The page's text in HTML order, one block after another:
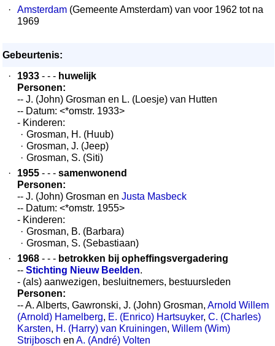
·
Amsterdam (Gemeente Amsterdam) van voor 1962 tot na
1969
Gebeurtenis:
·
1933 - - - huwelijk
Personen:
-- J. (John) Grosman en L. (Loesje) van Hutten
-- Datum: <*omstr. 1933>
- Kinderen:
· Grosman, H. (Huub)
· Grosman, J. (Jeep)
· Grosman, S. (Siti)
·
1955 - - - samenwonend
Personen:
-- J. (John) Grosman en Justa Masbeck
-- Datum: <*omstr. 1955>
- Kinderen:
· Grosman, B. (Barbara)
· Grosman, S. (Sebastiaan)
·
1968 - - - betrokken bij opheffingsvergadering
-- Stichting Nieuw Beelden.
- (als) aanwezigen, besluitnemers, bestuursleden
Personen:
-- A. Alberts, Gawronski, J. (John) Grosman, Arnold Willem
(Arnold) Hamelberg, E. (Enrico) Hartsuyker, C. (Charles)
Karsten, H. (Harry) van Kruiningen, Willem (Wim)
Strijbosch en A. (André) Volten